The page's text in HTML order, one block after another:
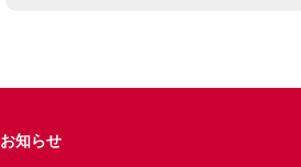
お知らせ